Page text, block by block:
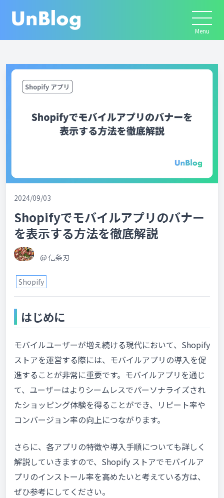
2024/09/03
Shopifyでモバイルアプリのバナー
を表示する方法を徹底解説
@ 信条刃
Shopify
はじめに
モバイルユーザーが増え続ける現代において、Shopify
ストアを運営する際には、モバイルアプリの導入を促
進することが非常に重要です。モバイルアプリを通じ
て、ユーザーはよりシームレスでパーソナライズされ
たショッピング体験を得ることができ、リピート率や
コンバージョン率の向上につながります。
さらに、各アプリの特徴や導入手順についても詳しく
解説していきますので、Shopify ストアでモバイルア
プリのインストール率を高めたいと考えている方は、
ぜひ参考にしてください。